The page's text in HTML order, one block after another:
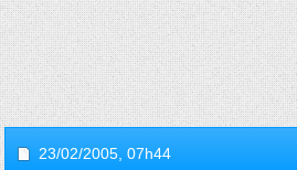
23/02/2005, 07h44